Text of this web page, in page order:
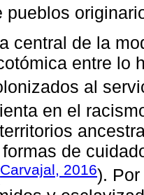
pueblos
central de la
entre lo
al
en el
de
Carvajal, 2016).